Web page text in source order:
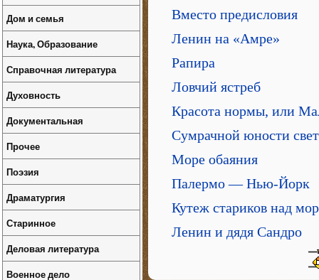
Вместо предисловия
Ленин на «Амре»
Рапира
Ловчий ястреб
Красота нормы, или
Сумрачной юности свет
Море обаяния
Палермо — Нью-Йорк
Кутеж стариков над
Ленин и дядя Сандро
Дом и семья
Наука, Образование
Справочная литература
Духовность
Документальная
Прочее
Поэзия
Драматургия
Старинное
Деловая литература
Военное дело